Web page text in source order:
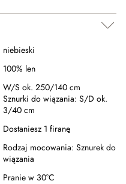
niebieski
100% len
W/S ok. 250/140 cm
Sznurki do wiązania: S/D ok.
3/40 cm
Dostaniesz 1 firanę
Rodzaj mocowania: Sznurek do
wiązania
Pranie w 30°C